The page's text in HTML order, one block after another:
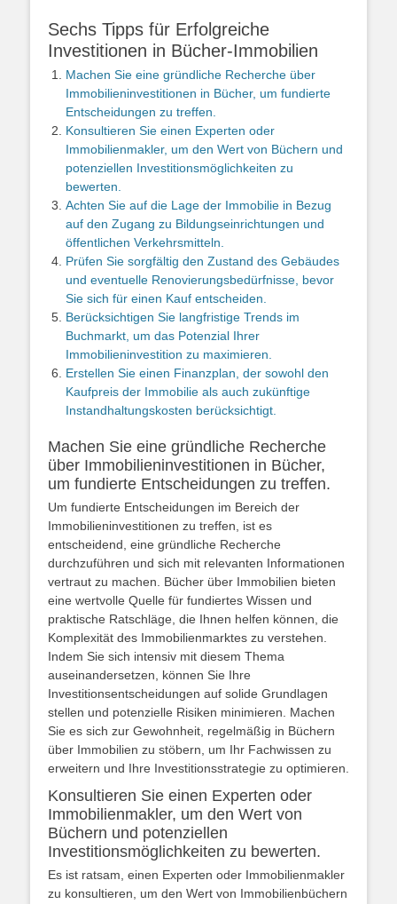
Sechs Tipps für Erfolgreiche
Investitionen in Bücher-Immobilien
Machen Sie eine gründliche Recherche über
Immobilieninvestitionen in Bücher, um fundierte
Entscheidungen zu treffen.
Konsultieren Sie einen Experten oder
Immobilienmakler, um den Wert von Büchern und
potenziellen Investitionsmöglichkeiten zu
bewerten.
Achten Sie auf die Lage der Immobilie in Bezug
auf den Zugang zu Bildungseinrichtungen und
öffentlichen Verkehrsmitteln.
Prüfen Sie sorgfältig den Zustand des Gebäudes
und eventuelle Renovierungsbedürfnisse, bevor
Sie sich für einen Kauf entscheiden.
Berücksichtigen Sie langfristige Trends im
Buchmarkt, um das Potenzial Ihrer
Immobilieninvestition zu maximieren.
Erstellen Sie einen Finanzplan, der sowohl den
Kaufpreis der Immobilie als auch zukünftige
Instandhaltungskosten berücksichtigt.
Machen Sie eine gründliche Recherche
über Immobilieninvestitionen in Bücher,
um fundierte Entscheidungen zu treffen.
Um fundierte Entscheidungen im Bereich der
Immobilieninvestitionen zu treffen, ist es
entscheidend, eine gründliche Recherche
durchzuführen und sich mit relevanten Informationen
vertraut zu machen. Bücher über Immobilien bieten
eine wertvolle Quelle für fundiertes Wissen und
praktische Ratschläge, die Ihnen helfen können, die
Komplexität des Immobilienmarktes zu verstehen.
Indem Sie sich intensiv mit diesem Thema
auseinandersetzen, können Sie Ihre
Investitionsentscheidungen auf solide Grundlagen
stellen und potenzielle Risiken minimieren. Machen
Sie es sich zur Gewohnheit, regelmäßig in Büchern
über Immobilien zu stöbern, um Ihr Fachwissen zu
erweitern und Ihre Investitionsstrategie zu optimieren.
Konsultieren Sie einen Experten oder
Immobilienmakler, um den Wert von
Büchern und potenziellen
Investitionsmöglichkeiten zu bewerten.
Es ist ratsam, einen Experten oder Immobilienmakler
zu konsultieren, um den Wert von Immobilienbüchern